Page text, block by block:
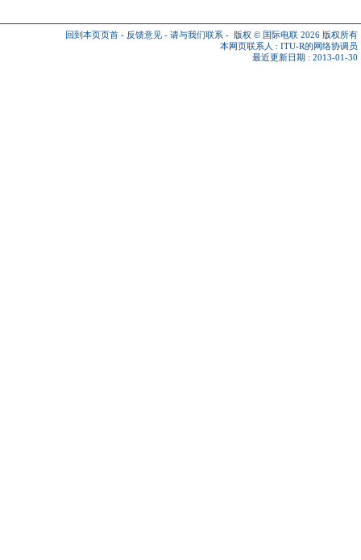
回到本页页首 - 反馈意见 - 请与我们联系 - 版权 © 国际电联 2026 版权所有
本网页联系人 : ITU-R的网络协调员
最近更新日期 : 2013-01-30